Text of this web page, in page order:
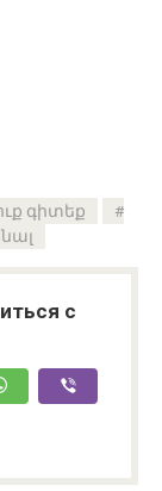
գիտեք
с